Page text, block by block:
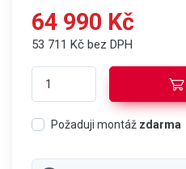
64 990 Kč
53 711 Kč bez DPH
Požaduji montáž zdarma